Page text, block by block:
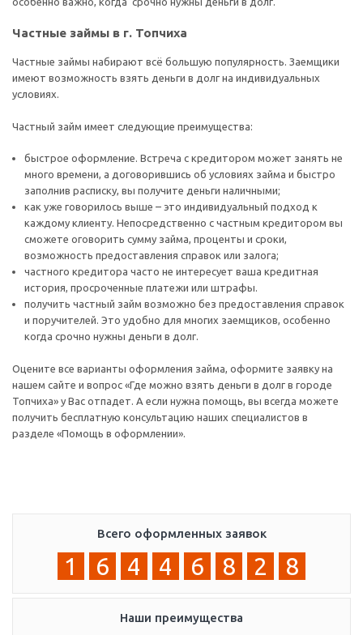
Частные займы в г. Топчиха
Частные займы набирают всё большую популярность. Заемщики
имеют возможность взять деньги в долг на индивидуальных
условиях.
Частный займ имеет следующие преимущества:
быстрое оформление. Встреча с кредитором может занять не
много времени, а договорившись об условиях займа и быстро
заполнив расписку, вы получите деньги наличными;
как уже говорилось выше – это индивидуальный подход к
каждому клиенту. Непосредственно с частным кредитором вы
сможете оговорить сумму займа, проценты и сроки,
возможность предоставления справок или залога;
частного кредитора часто не интересует ваша кредитная
история, просроченные платежи или штрафы.
получить частный займ возможно без предоставления справок
и поручителей. Это удобно для многих заемщиков, особенно
когда срочно нужны деньги в долг.
Оцените все варианты оформления займа, оформите заявку на
нашем сайте и вопрос «Где можно взять деньги в долг в городе
Топчиха» у Вас отпадет. А если нужна помощь, вы всегда можете
получить бесплатную консультацию наших специалистов в
разделе «Помощь в оформлении».
Всего оформленных заявок
1 6 4 4 6 8 2 8
Наши преимущества